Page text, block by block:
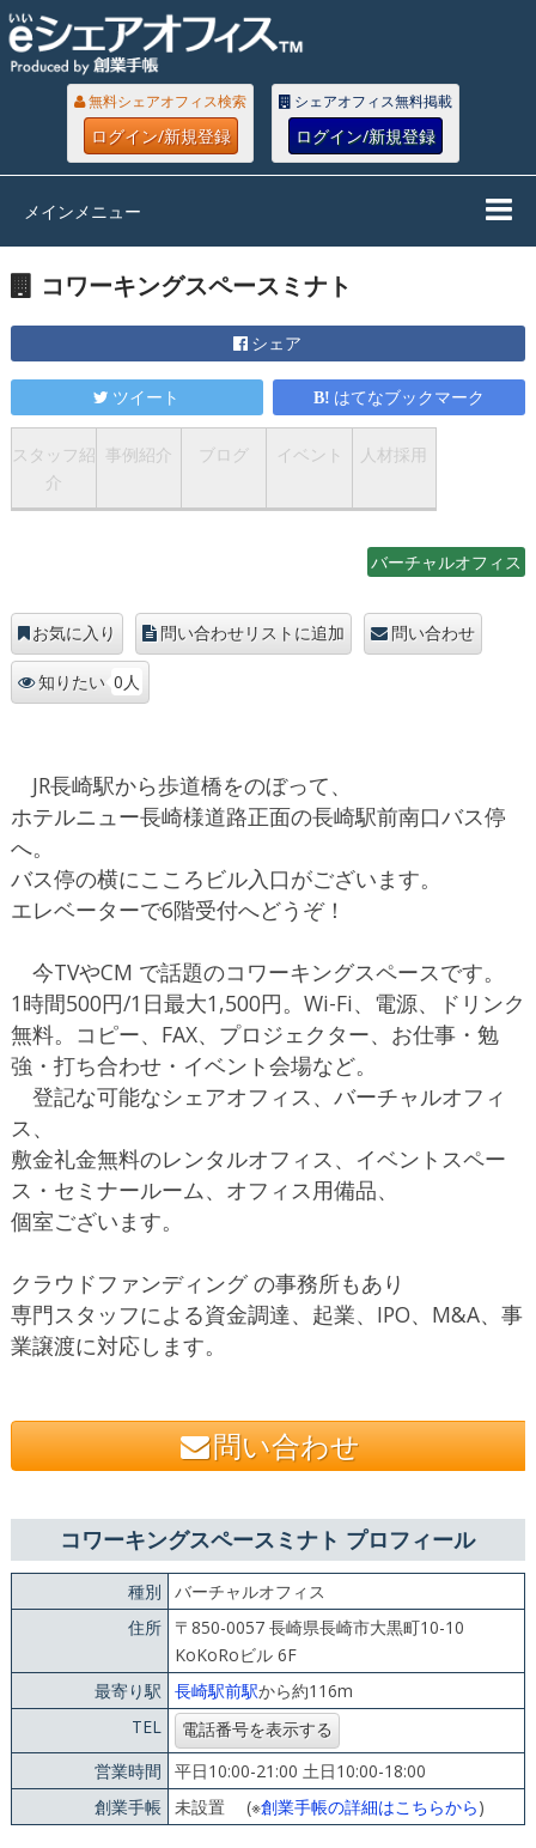
無料シェアオフィス検索
ログイン/新規登録
シェアオフィス無料掲載
ログイン/新規登録
メインメニュー
コワーキングスペースミナト
シェア
ツイート はてなブックマーク
スタッフ紹
介
事例紹介 ブログ イベント 人材採用
バーチャルオフィス
お気に入り 問い合わせリストに追加 問い合わせ
知りたい 0人
JR長崎駅から歩道橋をのぼって、
ホテルニュー長崎様道路正面の長崎駅前南口バス停
へ。
バス停の横にこころビル入口がございます。
エレベーターで6階受付へどうぞ！
今TVやCM で話題のコワーキングスペースです。
1時間500円/1日最大1,500円。Wi-Fi、電源、ドリンク
無料。コピー、FAX、プロジェクター、お仕事・勉
強・打ち合わせ・イベント会場など。
登記な可能なシェアオフィス、バーチャルオフィ
ス、
敷金礼金無料のレンタルオフィス、イベントスペー
ス・セミナールーム、オフィス用備品、
個室ございます。
クラウドファンディング の事務所もあり
専門スタッフによる資金調達、起業、IPO、M&A、事
業譲渡に対応します。
問い合わせ
コワーキングスペースミナト プロフィール
種別
バーチャルオフィス
住所
〒850-0057 長崎県長崎市大黒町10-10
KoKoRoビル 6F
最寄り駅
長崎駅前駅から約116m
TEL
営業時間
平日10:00-21:00 土日10:00-18:00
創業手帳 未設置 (※創業手帳の詳細はこちらから)